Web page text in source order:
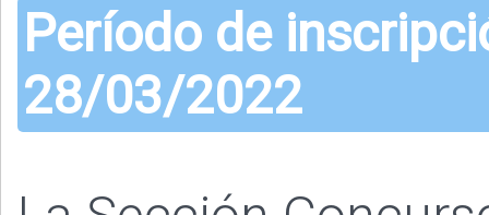
Período de
28/03/2022